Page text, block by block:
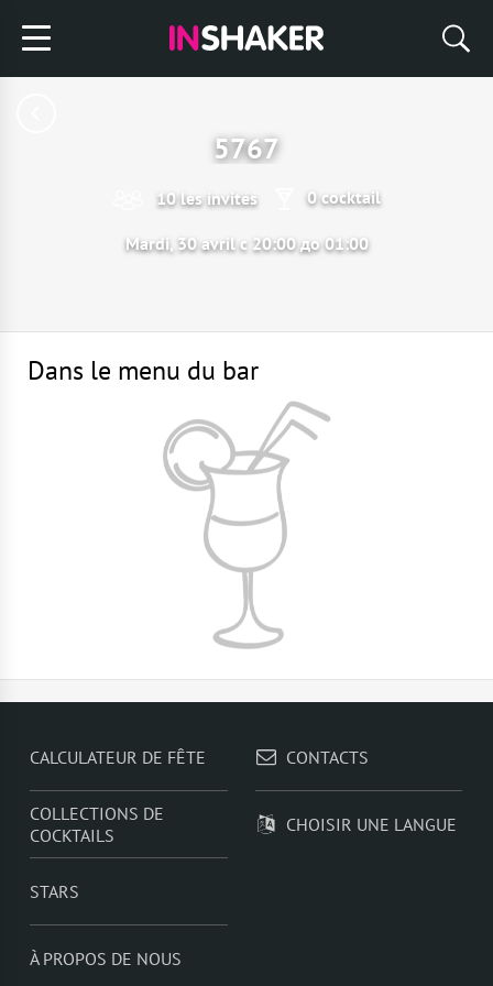
5767
10 les invités 0 cocktail
Mardi, 30 avril с 20:00 до 01:00
Dans le menu du bar
CALCULATEUR DE FÊTE
COLLECTIONS DE
COCKTAILS
STARS
À PROPOS DE NOUS
CONTACTS
CHOISIR UNE LANGUE